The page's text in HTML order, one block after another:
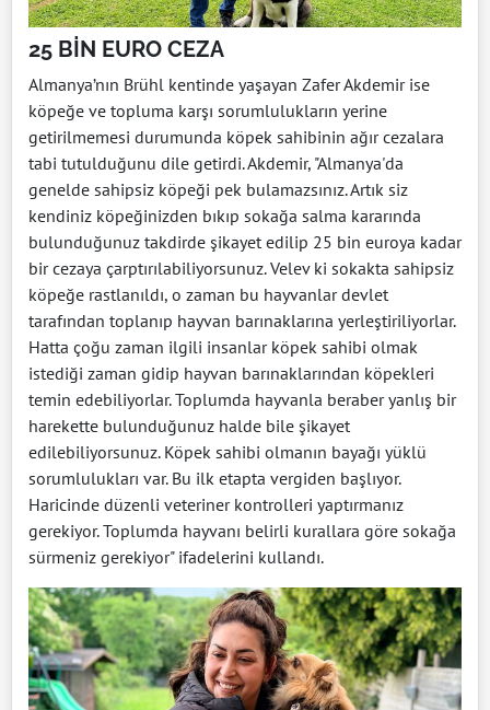
25 BİN EURO CEZA
Almanya’nın Brühl kentinde yaşayan Zafer Akdemir ise
köpeğe ve topluma karşı sorumlulukların yerine
getirilmemesi durumunda köpek sahibinin ağır cezalara
tabi tutulduğunu dile getirdi. Akdemir, "Almanya'da
genelde sahipsiz köpeği pek bulamazsınız. Artık siz
kendiniz köpeğinizden bıkıp sokağa salma kararında
bulunduğunuz takdirde şikayet edilip 25 bin euroya kadar
bir cezaya çarptırılabiliyorsunuz. Velev ki sokakta sahipsiz
köpeğe rastlanıldı, o zaman bu hayvanlar devlet
tarafından toplanıp hayvan barınaklarına yerleştiriliyorlar.
Hatta çoğu zaman ilgili insanlar köpek sahibi olmak
istediği zaman gidip hayvan barınaklarından köpekleri
temin edebiliyorlar. Toplumda hayvanla beraber yanlış bir
harekette bulunduğunuz halde bile şikayet
edilebiliyorsunuz. Köpek sahibi olmanın bayağı yüklü
sorumlulukları var. Bu ilk etapta vergiden başlıyor.
Haricinde düzenli veteriner kontrolleri yaptırmanız
gerekiyor. Toplumda hayvanı belirli kurallara göre sokağa
sürmeniz gerekiyor" ifadelerini kullandı.